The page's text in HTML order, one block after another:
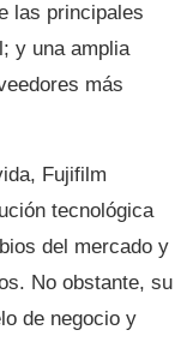
las principales
y una amplia
más
Fujifilm
tecnológica
del mercado y
No obstante, su
de negocio y